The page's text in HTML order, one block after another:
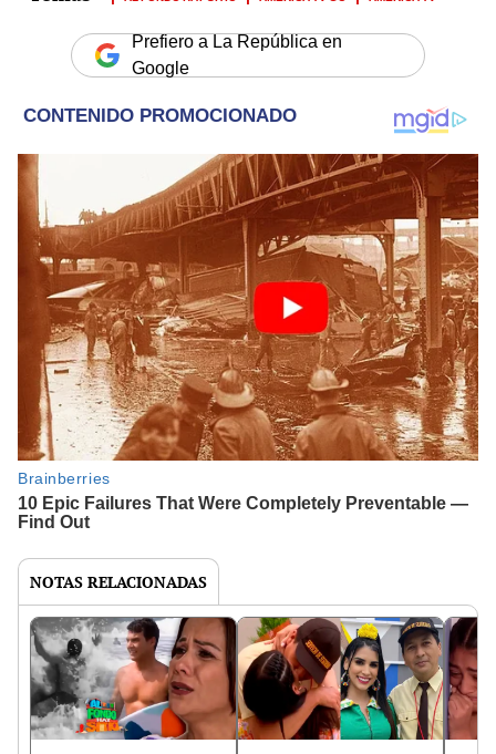
Prefiero a La República en
Google
NOTAS RELACIONADAS